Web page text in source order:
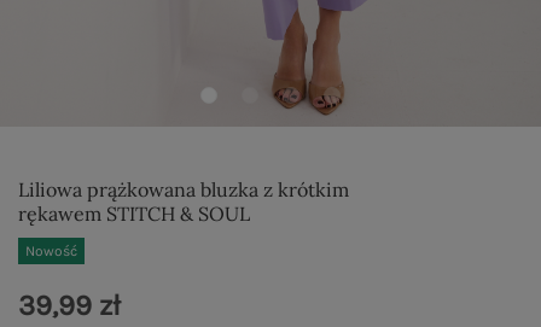
Liliowa prążkowana bluzka z krótkim
rękawem STITCH & SOUL
Nowość
39,99 zł